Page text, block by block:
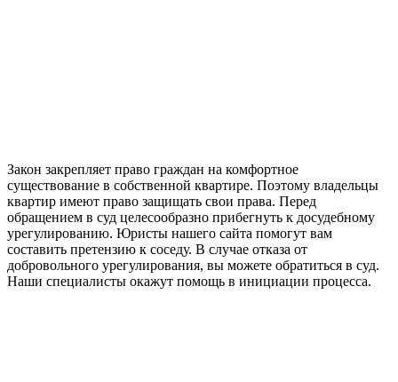
Закон закрепляет право граждан на комфортное
существование в собственной квартире. Поэтому владельцы
квартир имеют право защищать свои права. Перед
обращением в суд целесообразно прибегнуть к досудебному
урегулированию. Юристы нашего сайта помогут вам
составить претензию к соседу. В случае отказа от
добровольного урегулирования, вы можете обратиться в суд.
Наши специалисты окажут помощь в инициации процесса.